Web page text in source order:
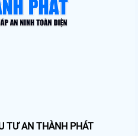
TƯ AN THÀNH PHÁT